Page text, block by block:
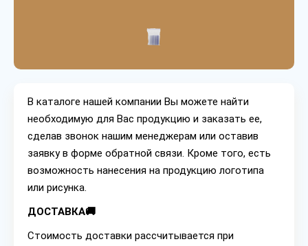
В каталоге нашей компании Вы можете найти
необходимую для Вас продукцию и заказать ее,
сделав звонок нашим менеджерам или оставив
заявку в форме обратной связи. Кроме того, есть
возможность нанесения на продукцию логотипа
или рисунка.
ДОСТАВКА🚚
Стоимость доставки рассчитывается при